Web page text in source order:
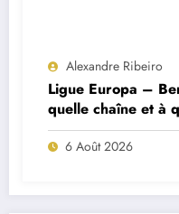
Alexandre Ribeiro
Ligue Europa –
quelle chaîne et à
match ?
6 Août 2026